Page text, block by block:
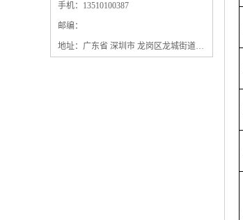
手机：13510100387
邮编：
地址：广东省 深圳市 龙岗区龙城街道龙翔大道9009号珠江广场A1栋5F